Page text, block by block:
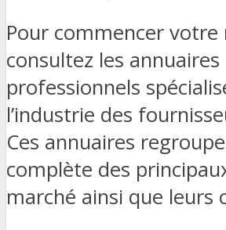
Pour commencer votre
consultez les annuaires
professionnels
l’industrie des
Ces annuaires
complète des
marché ainsi que leurs